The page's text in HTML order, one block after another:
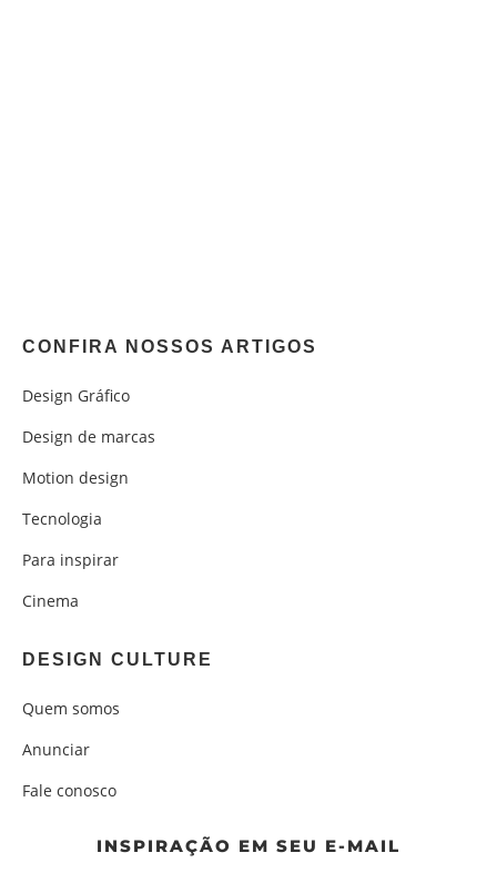
CONFIRA NOSSOS ARTIGOS
Design Gráfico
Design de marcas
Motion design
Tecnologia
Para inspirar
Cinema
DESIGN CULTURE
Quem somos
Anunciar
Fale conosco
INSPIRAÇÃO EM SEU E-MAIL